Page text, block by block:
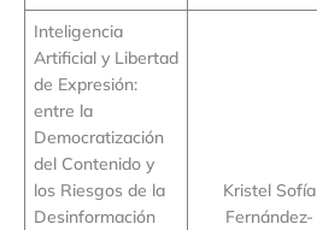
Inteligencia
Artificial y Libertad
de Expresión:
entre la
Democratización
del Contenido y
los Riesgos de la
Desinformación
Kristel Sofía
Fernández-